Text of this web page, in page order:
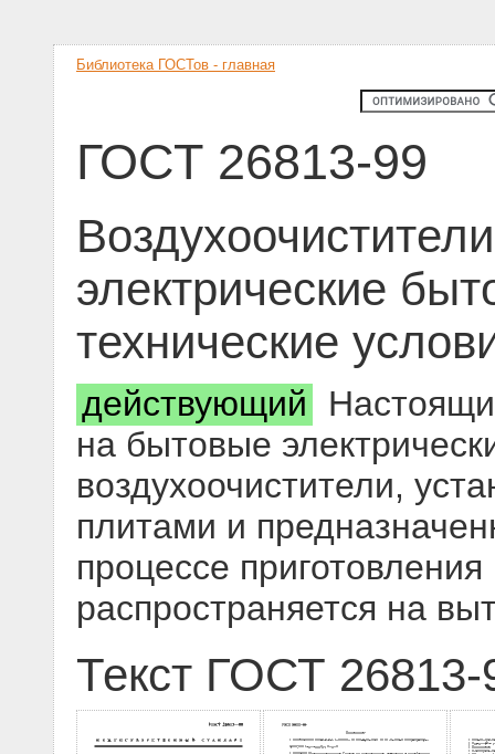
Библиотека ГОСТов - главная
ГОСТ 26813-99
электрические
технические
действующий
на бытовые
воздухоочистители,
плитами и
процессе
распространяется на
Текст ГОСТ 26813-